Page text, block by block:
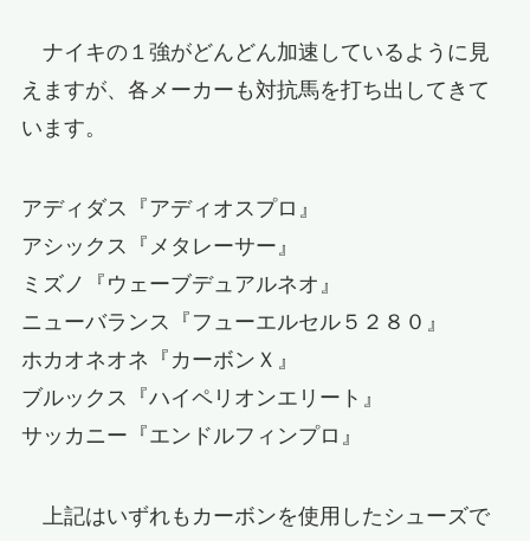
ナイキの１強がどんどん加速しているように見
えますが、各メーカーも対抗馬を打ち出してきて
います。
アディダス『アディオスプロ』
アシックス『メタレーサー』
ミズノ『ウェーブデュアルネオ』
ニューバランス『フューエルセル５２８０』
ホカオネオネ『カーボンＸ』
ブルックス『ハイペリオンエリート』
サッカニー『エンドルフィンプロ』
上記はいずれもカーボンを使用したシューズで